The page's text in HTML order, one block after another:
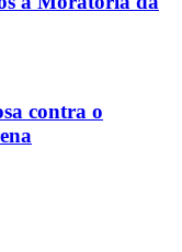
contra o